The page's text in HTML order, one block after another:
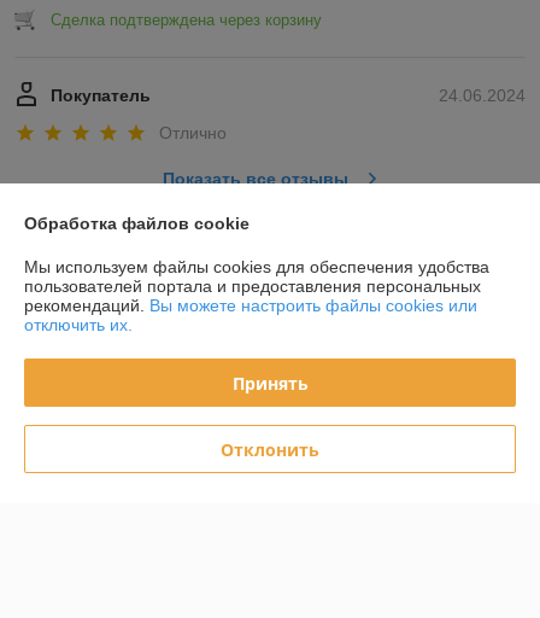
Сделка подтверждена через корзину
24.06.2024
Покупатель
Отлично
Показать все отзывы
О нас
Контакты
График работы
Обработка файлов cookie
Мы используем файлы cookies для обеспечения удобства
пользователей портала и предоставления персональных
рекомендаций. Вы можете настроить файлы cookies или
отключить их.
Принять
Отклонить